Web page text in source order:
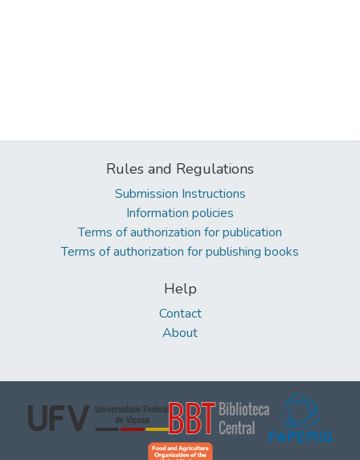
Rules and Regulations
Submission Instructions
Information policies
Terms of authorization for publication
Terms of authorization for publishing books
Help
Contact
About